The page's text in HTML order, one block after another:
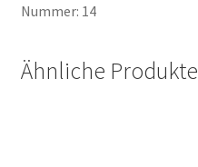
Nummer: 14
Ähnliche Produkte